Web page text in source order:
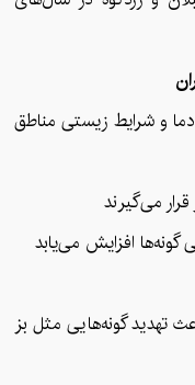
و شرایط زیستی مناطق
می‌گیرند
گونه‌ها افزایش می‌یابد
تهدید گونه‌هایی مثل بز